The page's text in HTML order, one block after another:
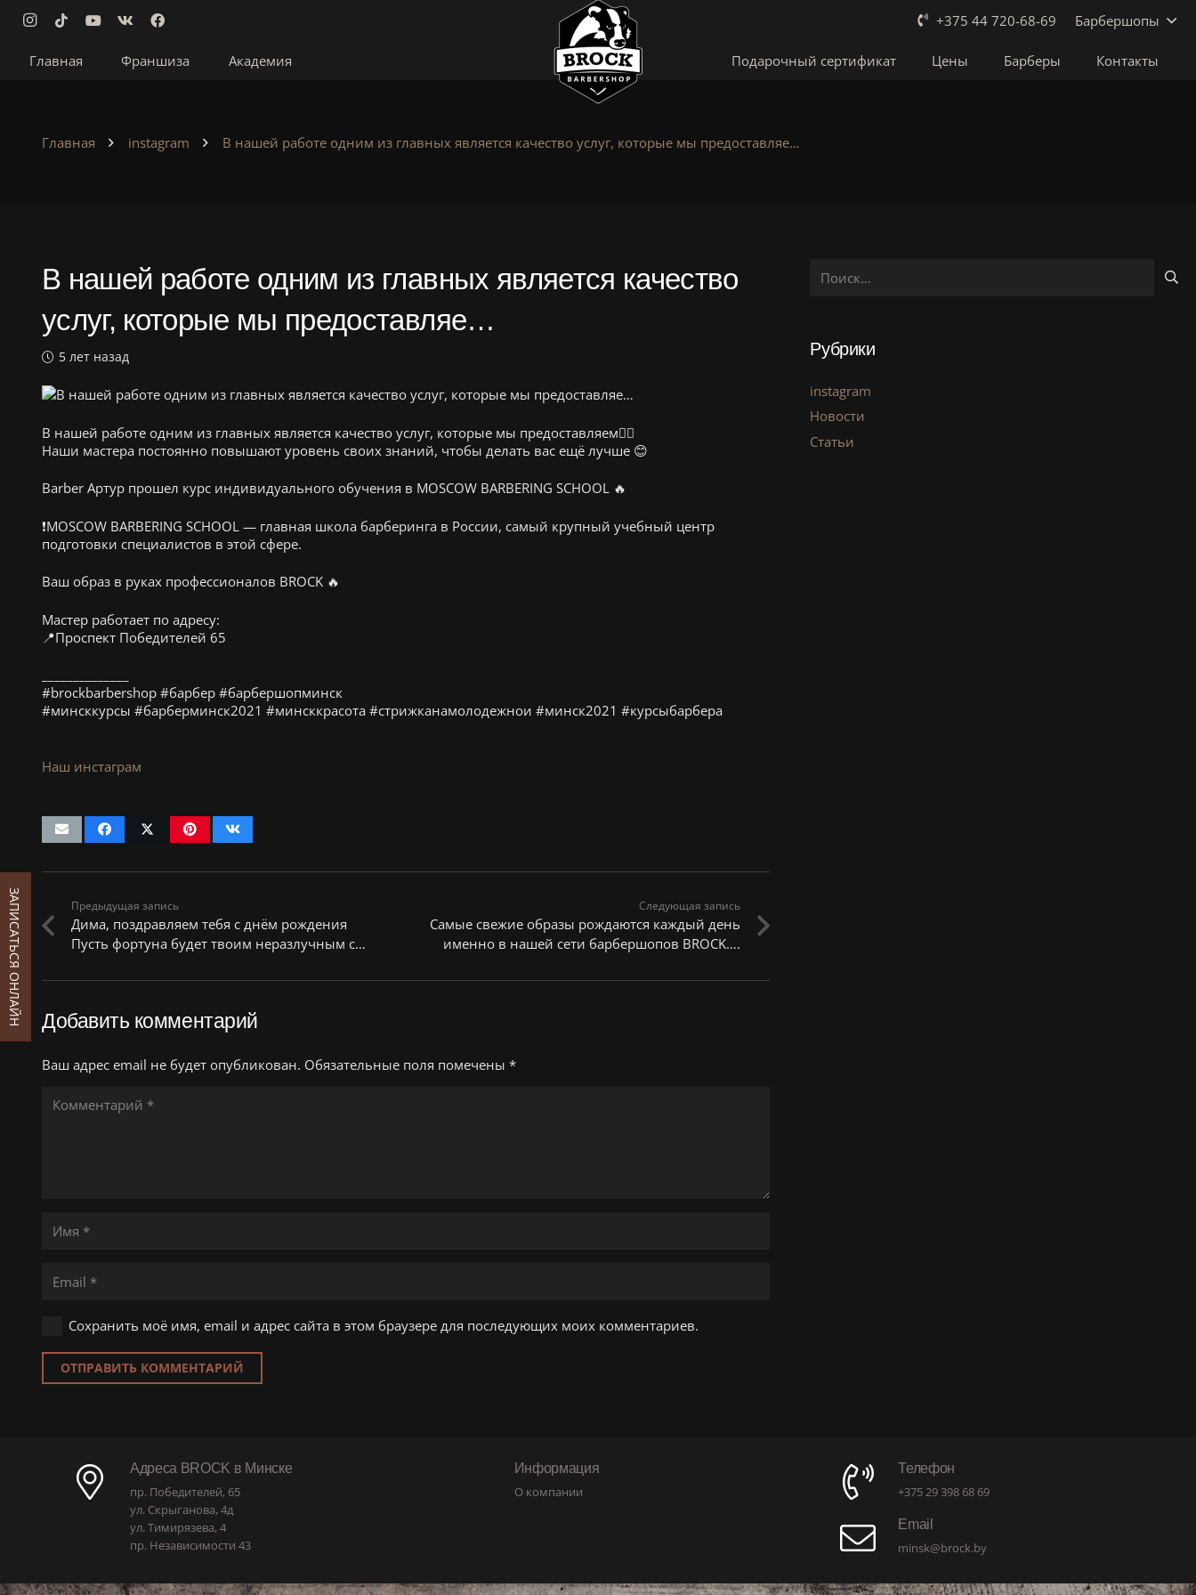
+375 44 720-68-69 Барбершопы
Главная Франшиза Академия Подарочный сертификат Цены Барберы Контакты
Главная instagram В нашей работе одним из главных является качество услуг, которые мы предоставляе…
В нашей работе одним из главных является качество
услуг, которые мы предоставляе…
5 лет назад
В нашей работе одним из главных является качество услуг, которые мы предоставляем☝🏽
Наши мастера постоянно повышают уровень своих знаний, чтобы делать вас ещё лучше 😊
Barber Артур прошел курс индивидуального обучения в MOSCOW BARBERING SCHOOL 🔥
❗️MOSCOW BARBERING SCHOOL — главная школа барберинга в России, самый крупный учебный центр
подготовки специалистов в этой сфере.
Ваш образ в руках профессионалов BROCK 🔥
Мастер работает по адресу:
📍Проспект Победителей 65
#brockbarbershop #барбер #барбершопминск
#минсккурсы #барберминск2021 #минсккрасота #стрижканамолодежнои #минск2021 #курсыбарбера
Наш инстаграм
Предыдущая запись
Дима, поздравляем тебя с днём рождения
Пусть фортуна будет твоим неразлучным с…
Следующая запись
Самые свежие образы рождаются каждый день
именно в нашей сети барбершопов BROCK….
Добавить комментарий
Ваш адрес email не будет опубликован. Обязательные поля помечены *
Сохранить моё имя, email и адрес сайта в этом браузере для последующих моих комментариев.
ОТПРАВИТЬ КОММЕНТАРИЙ
Рубрики
instagram
Новости
Статьи
Адреса BROCK в Минске
пр. Победителей, 65
ул. Скрыганова, 4д
ул. Тимирязева, 4
пр. Независимости 43
Информация
О компании
Телефон
+375 29 398 68 69
Email
minsk@brock.by
ЗАПИСАТЬСЯ ОНЛАЙН